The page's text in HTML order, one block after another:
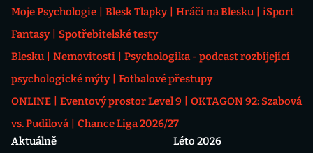
Moje Psychologie Blesk Tlapky Hráči na Blesku
iSport
Fantasy
Spotřebitelské testy
Blesku
Nemovitosti
Psychologika - podcast rozbíjející
psychologické mýty
Fotbalové přestupy
ONLINE
Eventový prostor Level 9
OKTAGON 92: Szabová
vs. Pudilová
Chance Liga 2026/27
Aktuálně
Léto 2026